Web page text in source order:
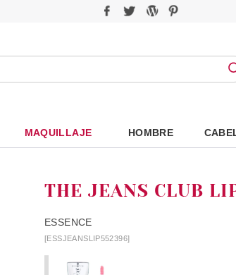
MAQUILLAJE HOMBRE
THE JEANS CLUB
ESSENCE
[ESSJEANSLIP552396]